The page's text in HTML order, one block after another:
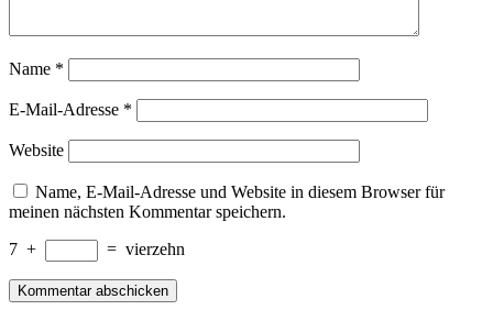
Name *
E-Mail-Adresse *
Website
Name, E-Mail-Adresse und Website in diesem Browser für
meinen nächsten Kommentar speichern.
7 + = vierzehn